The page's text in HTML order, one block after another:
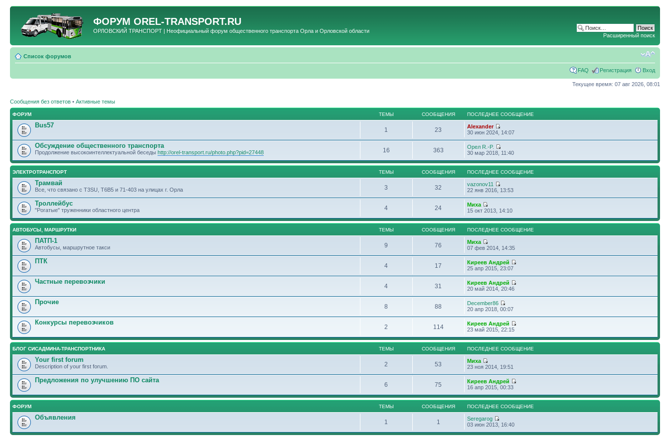
ФОРУМ OREL-TRANSPORT.RU
ОРЛОВСКИЙ ТРАНСПОРТ | Неофициальный форум общественного транспорта Орла и Орловской области
Расширенный поиск
Список форумов
FAQ Регистрация Вход
Текущее время: 07 авг 2026, 08:01
Сообщения без ответов • Активные темы
ФОРУМ ТЕМЫ СООБЩЕНИЯ ПОСЛЕДНЕЕ СООБЩЕНИЕ
Bus57
1 23
Alexander
30 июн 2024, 14:07
Обсуждение общественного транспорта
Продолжение высокоинтеллектуальной беседы http://orel-transport.ru/photo.php?pid=27448 16 363
Орел R.-P.
30 мар 2018, 11:40
ЭЛЕКТРОТРАНСПОРТ ТЕМЫ СООБЩЕНИЯ ПОСЛЕДНЕЕ СООБЩЕНИЕ
Трамвай
Все, что связано с T3SU, T6B5 и 71-403 на улицах г. Орла 3 32
vazonov11
22 янв 2016, 13:53
Троллейбус
"Рогатые" труженники областного центра 4 24
Миха
15 окт 2013, 14:10
АВТОБУСЫ, МАРШРУТКИ ТЕМЫ СООБЩЕНИЯ ПОСЛЕДНЕЕ СООБЩЕНИЕ
ПАТП-1
Автобусы, маршрутное такси 9 76
Миха
07 фев 2014, 14:35
ПТК
4 17
Киреев Андрей
25 апр 2015, 23:07
Частные перевозчики
4 31
Киреев Андрей
20 май 2014, 20:46
Прочие
8 88
December86
20 апр 2018, 00:07
Конкурсы перевозчиков
2 114
Киреев Андрей
23 май 2015, 22:15
БЛОГ СИСАДМИНА-ТРАНСПОРТНИКА ТЕМЫ СООБЩЕНИЯ ПОСЛЕДНЕЕ СООБЩЕНИЕ
Your first forum
Description of your first forum. 2 53
Миха
23 ноя 2014, 19:51
Предложения по улучшению ПО сайта
6 75
Киреев Андрей
16 апр 2015, 00:33
ФОРУМ ТЕМЫ СООБЩЕНИЯ ПОСЛЕДНЕЕ СООБЩЕНИЕ
Объявления
1 1
Seregarog
03 июн 2013, 16:40